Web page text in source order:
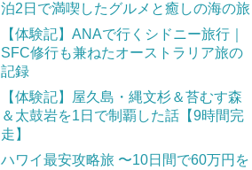
泊2日で満喫したグルメと癒しの海の旅
【体験記】ANAで行くシドニー旅行｜
SFC修行も兼ねたオーストラリア旅の
記録
【体験記】屋久島・縄文杉＆苔むす森
＆太鼓岩を1日で制覇した話【9時間完
走】
ハワイ最安攻略旅 〜10日間で60万円を